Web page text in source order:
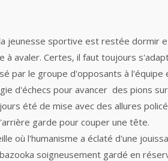
jeunesse sportive est restée dormir
avaler. Certes, il faut toujours
par le groupe d'opposants à l'équipe
d'échecs pour avancer des pions
été de mise avec des allures
garde pour couper une tête.
où l'humanisme a éclaté d'une
soigneusement gardé en